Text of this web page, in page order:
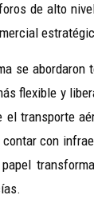
de alto
se
flexible y
el transporte
con